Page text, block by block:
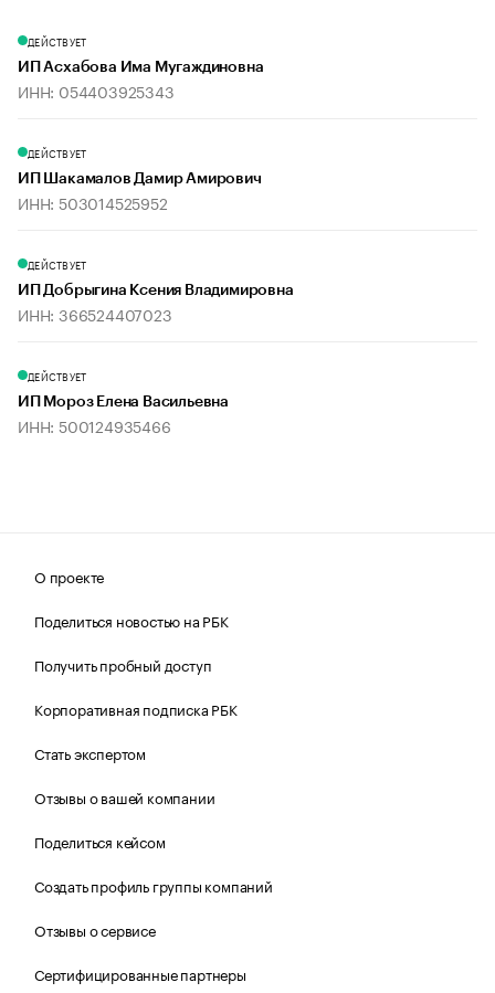
ДЕЙСТВУЕТ
ИП Асхабова Има Мугаждиновна
ИНН: 054403925343
ДЕЙСТВУЕТ
ИП Шакамалов Дамир Амирович
ИНН: 503014525952
ДЕЙСТВУЕТ
ИП Добрыгина Ксения Владимировна
ИНН: 366524407023
ДЕЙСТВУЕТ
ИП Мороз Елена Васильевна
ИНН: 500124935466
О проекте
Поделиться новостью на РБК
Получить пробный доступ
Корпоративная подписка РБК
Стать экспертом
Отзывы о вашей компании
Поделиться кейсом
Создать профиль группы компаний
Отзывы о сервисе
Сертифицированные партнеры